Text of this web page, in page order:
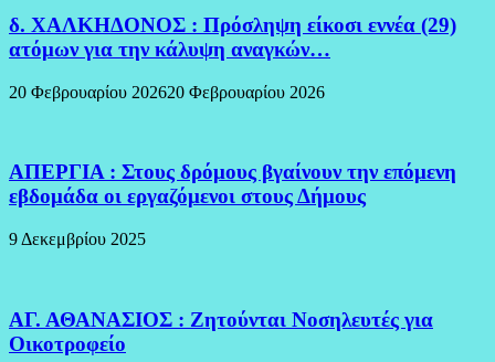
δ. ΧΑΛΚΗΔΟΝΟΣ : Πρόσληψη είκοσι εννέα (29)
ατόμων για την κάλυψη αναγκών…
20 Φεβρουαρίου 202620 Φεβρουαρίου 2026
ΑΠΕΡΓΙΑ : Στους δρόμους βγαίνουν την επόμενη
εβδομάδα οι εργαζόμενοι στους Δήμους
9 Δεκεμβρίου 2025
ΑΓ. ΑΘΑΝΑΣΙΟΣ : Ζητούνται Νοσηλευτές για
Οικοτροφείο